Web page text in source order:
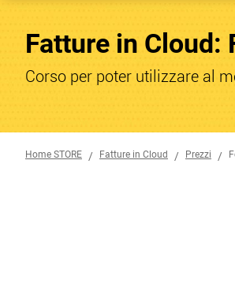
Fatture in Cloud:
Corso per poter utilizzare al
Home STORE Fatture in Cloud Prezzi